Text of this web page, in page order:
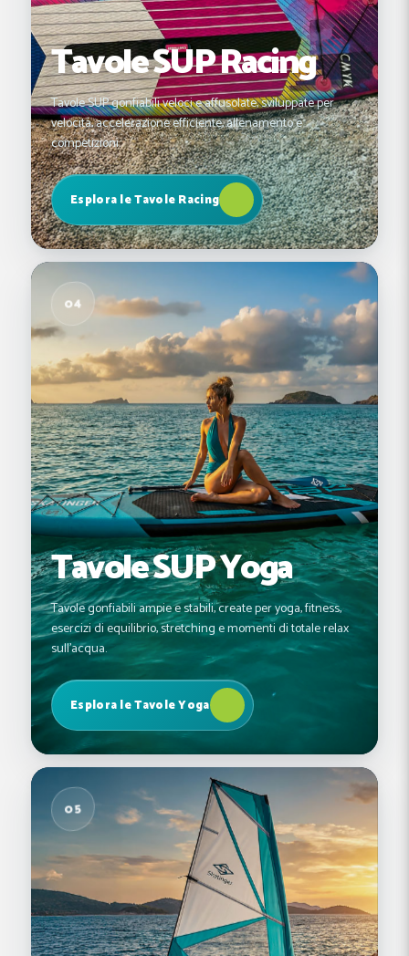
Tavole SUP Racing
Tavole SUP gonfiabili veloci e affusolate, sviluppate per
velocità, accelerazione efficiente, allenamento e
competizioni.
Esplora le Tavole Racing
04
Tavole SUP Yoga
Tavole gonfiabili ampie e stabili, create per yoga, fitness,
esercizi di equilibrio, stretching e momenti di totale relax
sull'acqua.
Esplora le Tavole Yoga
05